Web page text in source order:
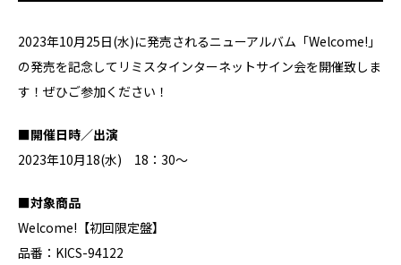
2023年10月25日(水)に発売されるニューアルバム「Welcome!」
の発売を記念してリミスタインターネットサイン会を開催致しま
す！ぜひご参加ください！
■開催日時／出演
2023年10月18(水) 18：30～
■対象商品
Welcome!【初回限定盤】
品番：KICS-94122